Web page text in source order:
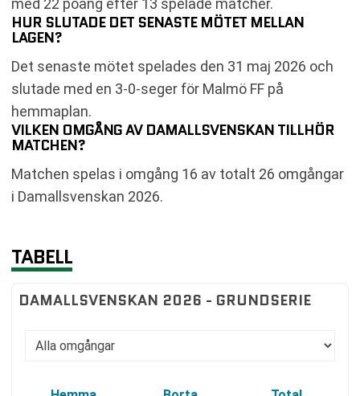
med 22 poäng efter 13 spelade matcher.
HUR SLUTADE DET SENASTE MÖTET MELLAN
LAGEN?
Det senaste mötet spelades den 31 maj 2026 och
slutade med en 3-0-seger för Malmö FF på
hemmaplan.
VILKEN OMGÅNG AV DAMALLSVENSKAN TILLHÖR
MATCHEN?
Matchen spelas i omgång 16 av totalt 26 omgångar
i Damallsvenskan 2026.
TABELL
DAMALLSVENSKAN 2026 - GRUNDSERIE